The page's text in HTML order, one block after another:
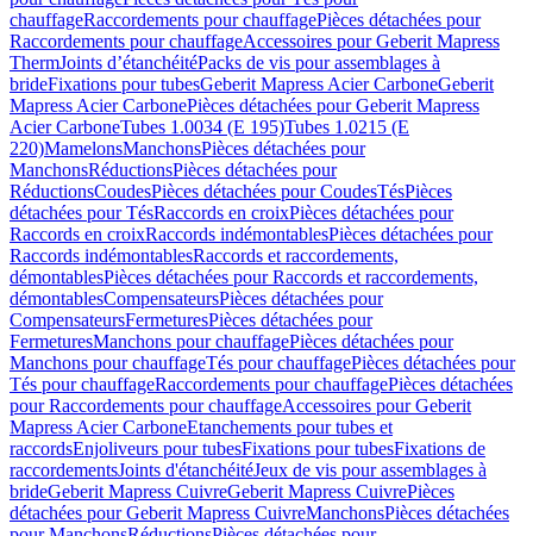
chauffageRaccordements pour chauffagePièces détachées pour
Raccordements pour chauffageAccessoires pour Geberit Mapress
ThermJoints d’étanchéitéPacks de vis pour assemblages à
brideFixations pour tubesGeberit Mapress Acier CarboneGeberit
Mapress Acier CarbonePièces détachées pour Geberit Mapress
Acier CarboneTubes 1.0034 (E 195)Tubes 1.0215 (E
220)MamelonsManchonsPièces détachées pour
ManchonsRéductionsPièces détachées pour
RéductionsCoudesPièces détachées pour CoudesTésPièces
détachées pour TésRaccords en croixPièces détachées pour
Raccords en croixRaccords indémontablesPièces détachées pour
Raccords indémontablesRaccords et raccordements,
démontablesPièces détachées pour Raccords et raccordements,
démontablesCompensateursPièces détachées pour
CompensateursFermeturesPièces détachées pour
FermeturesManchons pour chauffagePièces détachées pour
Manchons pour chauffageTés pour chauffagePièces détachées pour
Tés pour chauffageRaccordements pour chauffagePièces détachées
pour Raccordements pour chauffageAccessoires pour Geberit
Mapress Acier CarboneEtanchements pour tubes et
raccordsEnjoliveurs pour tubesFixations pour tubesFixations de
raccordementsJoints d'étanchéitéJeux de vis pour assemblages à
brideGeberit Mapress CuivreGeberit Mapress CuivrePièces
détachées pour Geberit Mapress CuivreManchonsPièces détachées